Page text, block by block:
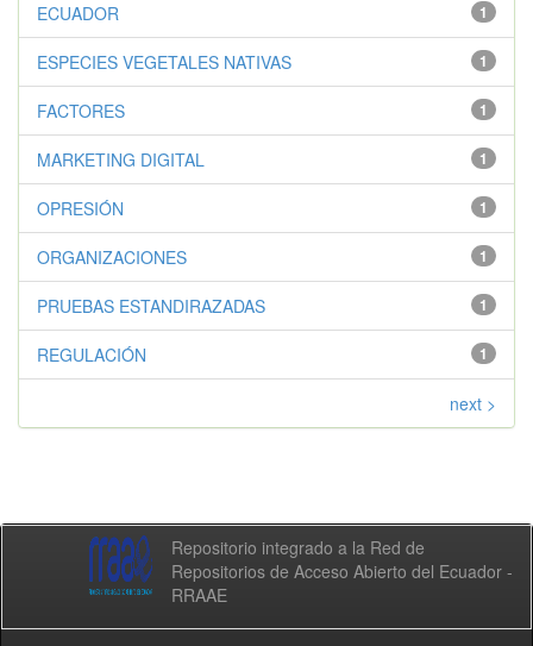
1
ECUADOR
1
ESPECIES VEGETALES NATIVAS
1
FACTORES
1
MARKETING DIGITAL
1
OPRESIÓN
1
ORGANIZACIONES
1
PRUEBAS ESTANDIRAZADAS
1
REGULACIÓN
next >
Repositorio integrado a la Red de
Repositorios de Acceso Abierto del Ecuador -
RRAAE